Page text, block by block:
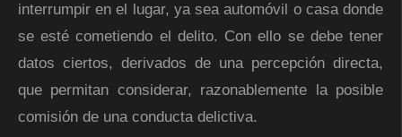
interrumpir en el lugar, ya sea automóvil o casa donde
se esté cometiendo el delito. Con ello se debe tener
datos ciertos, derivados de una percepción directa,
que permitan considerar, razonablemente la posible
comisión de una conducta delictiva.